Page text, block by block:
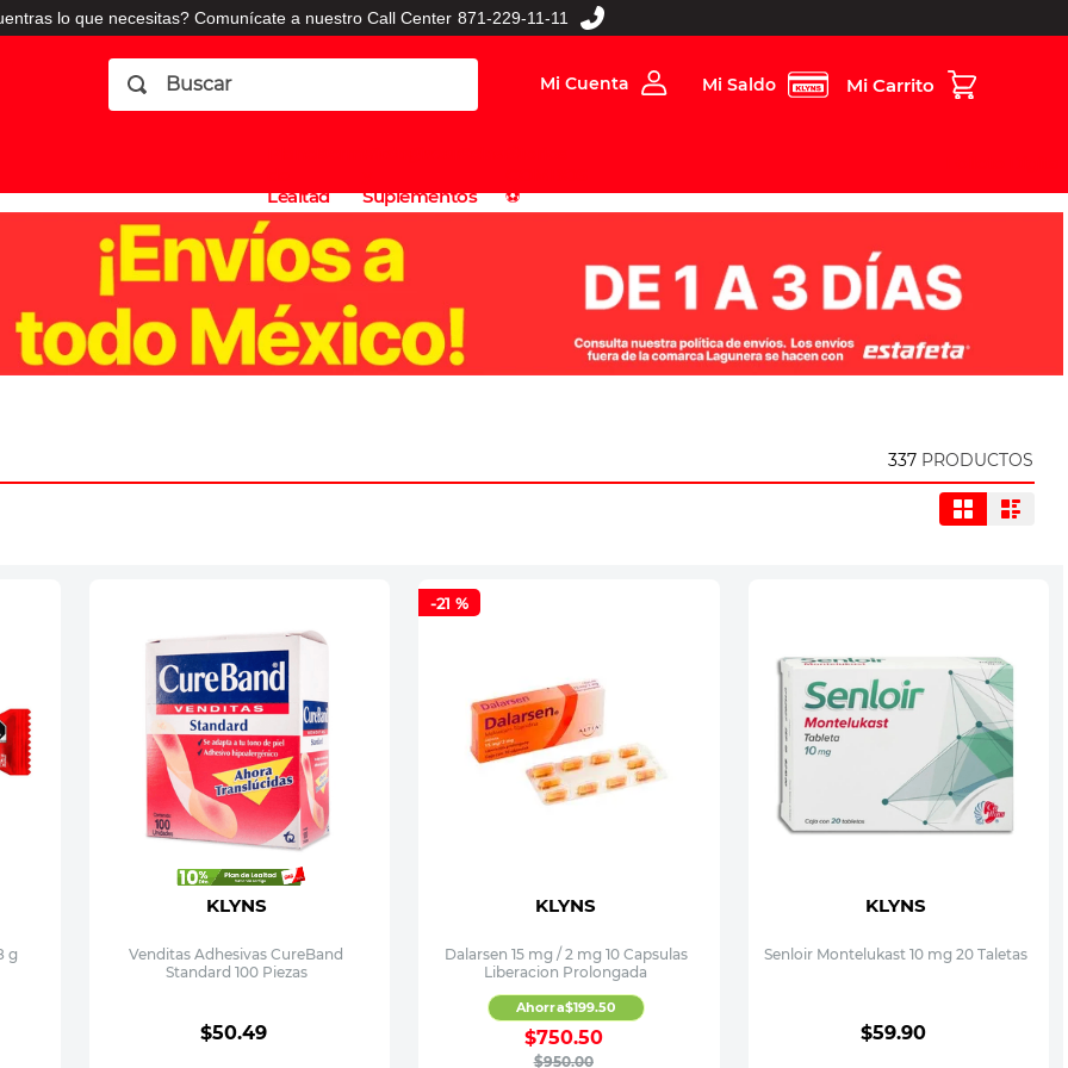
lo que necesitas? Comunícate a nuestro Call Center 871-229-11-11
Buscar
Mi Cuenta Mi Saldo
Lealtad
Suplementos
⚽️
337 PRODUCTOS
g
KLYNS
Venditas Adhesivas CureBand
Standard 100 Piezas
$50.49
-21 %
KLYNS
Dalarsen 15 mg / 2 mg 10 Capsulas
Liberacion Prolongada
$950.00
$750.50
Ahorra$199.50
KLYNS
Senloir Montelukast 10 mg 20 Taletas
$59.90